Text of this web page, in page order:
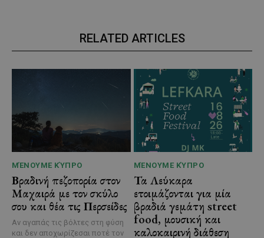
RELATED ARTICLES
ΜΈΝΟΥΜΕ ΚΎΠΡΟ
Βραδινή πεζοπορία στον
Μαχαιρά με τον σκύλο
σου και θέα τις Περσείδες
Αν αγαπάς τις βόλτες στη φύση
και δεν αποχωρίζεσαι ποτέ τον
ΜΈΝΟΥΜΕ ΚΎΠΡΟ
Τα Λεύκαρα
ετοιμάζονται για μία
βραδιά γεμάτη street
food, μουσική και
καλοκαιρινή διάθεση